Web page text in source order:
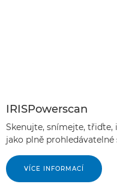
IRISPowerscan
Skenujte, snímejte,
jako plně prohledávatelné
VÍCE INFORMACÍ